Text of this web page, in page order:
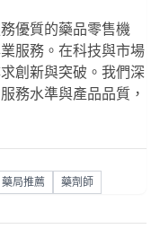
優質的藥品零售機
服務。在科技與市場
創新與突破。我們深
務水準與產品品質，
藥局推薦 藥劑師